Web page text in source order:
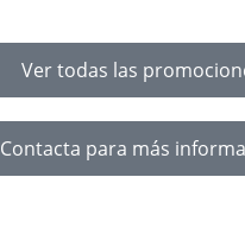
Ver todas las
Contacta para más